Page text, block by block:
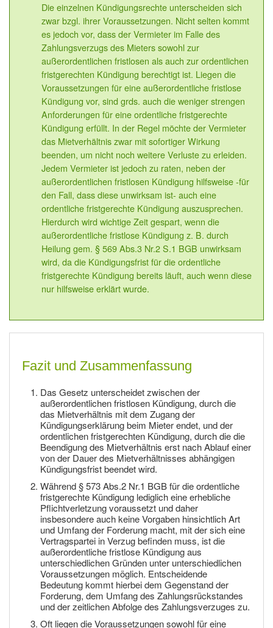
Die einzelnen Kündigungsrechte unterscheiden sich
zwar bzgl. ihrer Voraussetzungen. Nicht selten kommt
es jedoch vor, dass der Vermieter im Falle des
Zahlungsverzugs des Mieters sowohl zur
außerordentlichen fristlosen als auch zur ordentlichen
fristgerechten Kündigung berechtigt ist. Liegen die
Voraussetzungen für eine außerordentliche fristlose
Kündigung vor, sind grds. auch die weniger strengen
Anforderungen für eine ordentliche fristgerechte
Kündigung erfüllt. In der Regel möchte der Vermieter
das Mietverhältnis zwar mit sofortiger Wirkung
beenden, um nicht noch weitere Verluste zu erleiden.
Jedem Vermieter ist jedoch zu raten, neben der
außerordentlichen fristlosen Kündigung hilfsweise -für
den Fall, dass diese unwirksam ist- auch eine
ordentliche fristgerechte Kündigung auszusprechen.
Hierdurch wird wichtige Zeit gespart, wenn die
außerordentliche fristlose Kündigung z. B. durch
Heilung gem. § 569 Abs.3 Nr.2 S.1 BGB unwirksam
wird, da die Kündigungsfrist für die ordentliche
fristgerechte Kündigung bereits läuft, auch wenn diese
nur hilfsweise erklärt wurde.
Fazit und Zusammenfassung
Das Gesetz unterscheidet zwischen der
außerordentlichen fristlosen Kündigung, durch die
das Mietverhältnis mit dem Zugang der
Kündigungserklärung beim Mieter endet, und der
ordentlichen fristgerechten Kündigung, durch die die
Beendigung des Mietverhältnis erst nach Ablauf einer
von der Dauer des Mietverhältnisses abhängigen
Kündigungsfrist beendet wird.
Während § 573 Abs.2 Nr.1 BGB für die ordentliche
fristgerechte Kündigung lediglich eine erhebliche
Pflichtverletzung voraussetzt und daher
insbesondere auch keine Vorgaben hinsichtlich Art
und Umfang der Forderung macht, mit der sich eine
Vertragspartei in Verzug befinden muss, ist die
außerordentliche fristlose Kündigung aus
unterschiedlichen Gründen unter unterschiedlichen
Voraussetzungen möglich. Entscheidende
Bedeutung kommt hierbei dem Gegenstand der
Forderung, dem Umfang des Zahlungsrückstandes
und der zeitlichen Abfolge des Zahlungsverzuges zu.
Oft liegen die Voraussetzungen sowohl für eine